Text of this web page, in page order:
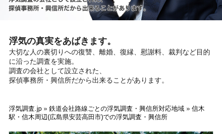
浮気の真実をあばきます。
大切な人の裏切りへの復讐、離婚、復縁、慰謝料、裁判など目的
に沿った調査を実施。
調査の会社として設立された、
探偵事務所・興信所だから出来ることがあります。
浮気調査.jp » 鉄道会社路線ごとの浮気調査・興信所対応地域 » 信木
駅・信木周辺(広島県安芸高田市)での浮気調査・興信所